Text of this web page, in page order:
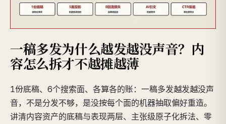
一稿多发为什么越发越没声音？内
容怎么拆才不越摊越薄
1份底稿、6个搜索面、各算各的账：一稿多发越发越没声
音，不是分发不够，是没按每个面的机器抽取偏好重造。
讲清内容资产的底稿与表现两层、主张级原子化拆法、零